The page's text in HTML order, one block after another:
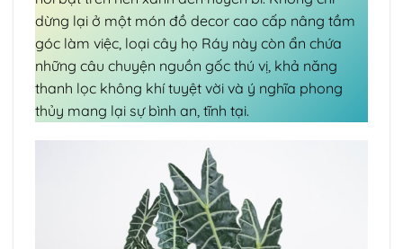
dừng lại ở một món đồ decor cao cấp nâng tầm
góc làm việc, loại cây họ Ráy này còn ẩn chứa
những câu chuyện nguồn gốc thú vị, khả năng
thanh lọc không khí tuyệt vời và ý nghĩa phong
thủy mang lại sự bình an, tĩnh tại.